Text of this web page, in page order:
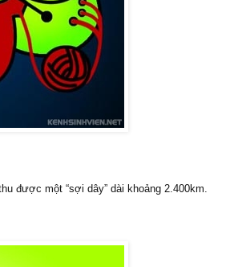
được một “sợi dây” dài khoảng 2.400km.